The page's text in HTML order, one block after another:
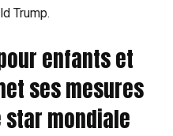
Trump.
enfants et
ses mesures
star mondiale